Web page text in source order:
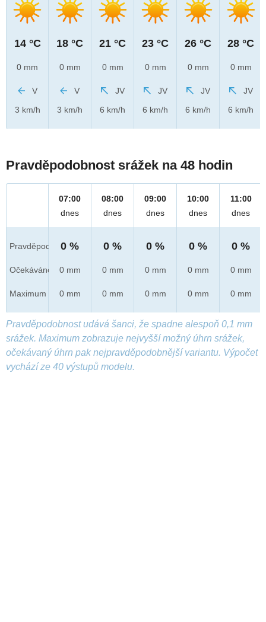
14 °C
0 mm
V
3 km/h
18 °C
0 mm
V
3 km/h
21 °C
0 mm
JV
6 km/h
23 °C
0 mm
JV
6 km/h
26 °C
0 mm
JV
6 km/h
28 °C
0 mm
JV
6 km/h
Pravděpodobnost srážek na 48 hodin
Pravděpod.
Očekáváno
Maximum
07:00
dnes
0 %
0 mm
0 mm
08:00
dnes
0 %
0 mm
0 mm
09:00
dnes
0 %
0 mm
0 mm
10:00
dnes
0 %
0 mm
0 mm
11:00
dnes
0 %
0 mm
0 mm
Pravděpodobnost udává šanci, že spadne alespoň 0,1 mm
srážek. Maximum zobrazuje nejvyšší možný úhrn srážek,
očekávaný úhrn pak nejpravděpodobnější variantu. Výpočet
vychází ze 40 výstupů modelu.